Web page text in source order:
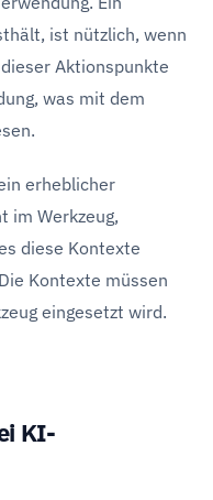
ist nützlich, wenn
Aktionspunkte
was mit dem
erheblicher
im Werkzeug,
diese Kontexte
Kontexte müssen
eingesetzt wird.
KI-